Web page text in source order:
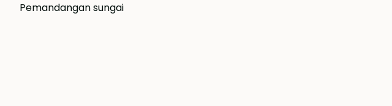
Pemandangan sungai